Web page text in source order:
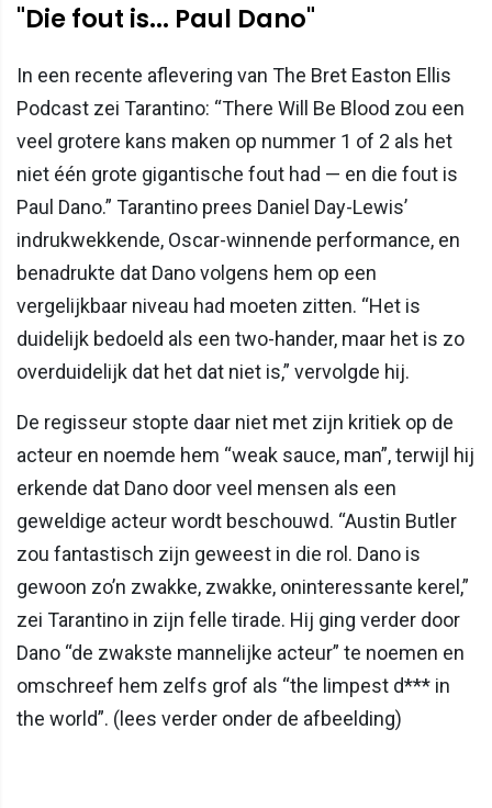
"Die fout is... Paul Dano"
In een recente aflevering van The Bret Easton Ellis
Podcast zei Tarantino: “There Will Be Blood zou een
veel grotere kans maken op nummer 1 of 2 als het
niet één grote gigantische fout had — en die fout is
Paul Dano.” Tarantino prees Daniel Day-Lewis’
indrukwekkende, Oscar-winnende performance, en
benadrukte dat Dano volgens hem op een
vergelijkbaar niveau had moeten zitten. “Het is
duidelijk bedoeld als een two-hander, maar het is zo
overduidelijk dat het dat niet is,” vervolgde hij.
De regisseur stopte daar niet met zijn kritiek op de
acteur en noemde hem “weak sauce, man”, terwijl hij
erkende dat Dano door veel mensen als een
geweldige acteur wordt beschouwd. “Austin Butler
zou fantastisch zijn geweest in die rol. Dano is
gewoon zo’n zwakke, zwakke, oninteressante kerel,”
zei Tarantino in zijn felle tirade. Hij ging verder door
Dano “de zwakste mannelijke acteur” te noemen en
omschreef hem zelfs grof als “the limpest d*** in
the world”. (lees verder onder de afbeelding)